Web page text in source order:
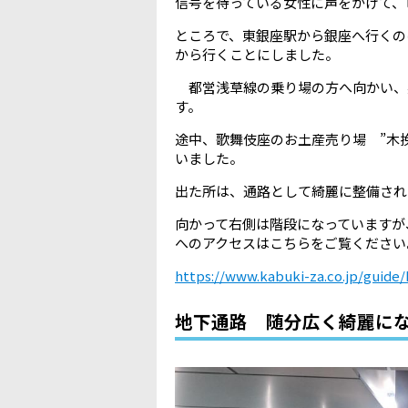
ところで、東銀座駅から銀座へ行く
から行くことにしました。
都営浅草線の乗り場の方へ向かい
す。
途中、歌舞伎座のお土産売り場 ”木
いました。
出た所は、通路として綺麗に整備さ
向かって右側は階段になっています
へのアクセスはこちらをご覧くださ
https://www.kabuki-za.co.jp/
地下通路 随分広く綺麗に